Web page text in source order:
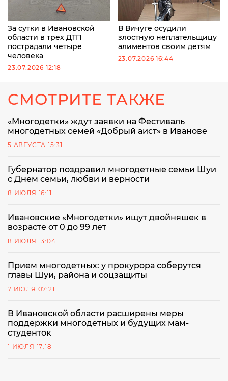
За сутки в Ивановской
области в трех ДТП
пострадали четыре
человека
23.07.2026 12:18
В Вичуге осудили
злостную неплательщицу
алиментов своим детям
23.07.2026 16:44
СМОТРИТЕ ТАКЖЕ
«Многодетки» ждут заявки на Фестиваль
многодетных семей «Добрый аист» в Иванове
5 АВГУСТА 15:31
Губернатор поздравил многодетные семьи Шуи
с Днем семьи, любви и верности
8 ИЮЛЯ 16:11
Ивановские «Многодетки» ищут двойняшек в
возрасте от 0 до 99 лет
8 ИЮЛЯ 13:04
Прием многодетных: у прокурора соберутся
главы Шуи, района и соцзащиты
7 ИЮЛЯ 07:21
В Ивановской области расширены меры
поддержки многодетных и будущих мам-
студенток
1 ИЮЛЯ 17:18